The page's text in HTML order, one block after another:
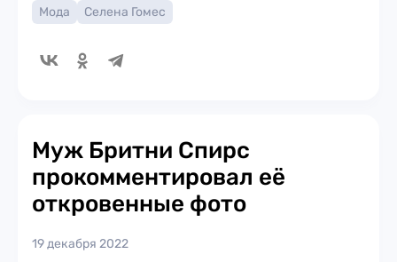
Мода Селена Гомес
Муж Бритни Спирс
прокомментировал её
откровенные фото
19 декабря 2022